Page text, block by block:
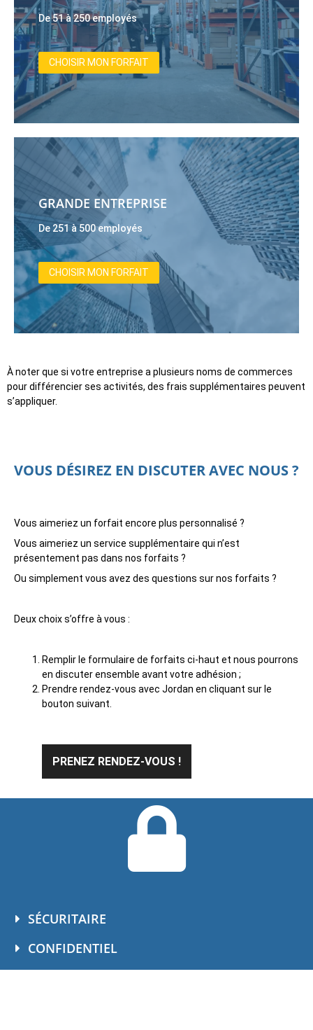
De 51 à 250 employés
CHOISIR MON FORFAIT
GRANDE ENTREPRISE
De 251 à 500 employés
CHOISIR MON FORFAIT
À noter que si votre entreprise a plusieurs noms de commerces
pour différencier ses activités, des frais supplémentaires peuvent
s’appliquer.
VOUS DÉSIREZ EN DISCUTER AVEC NOUS ?
Vous aimeriez un forfait encore plus personnalisé ?
Vous aimeriez un service supplémentaire qui n’est
présentement pas dans nos forfaits ?
Ou simplement vous avez des questions sur nos forfaits ?
Deux choix s’offre à vous :
Remplir le formulaire de forfaits ci-haut et nous pourrons
en discuter ensemble avant votre adhésion ;
Prendre rendez-vous avec Jordan en cliquant sur le
bouton suivant.
PRENEZ RENDEZ-VOUS !
SÉCURITAIRE
CONFIDENTIEL